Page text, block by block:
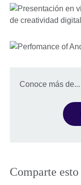
Conoce más de...
Comparte esto